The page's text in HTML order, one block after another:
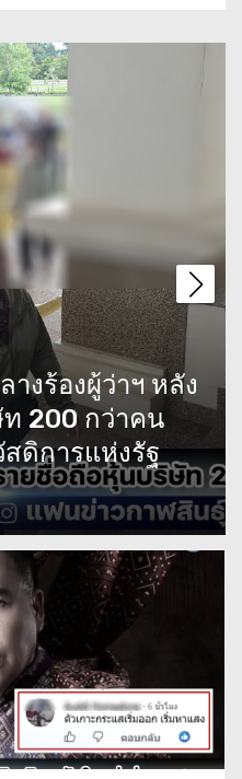
องกาฬสินธุ์จัดขบวนแห่
อย่างยิ่งใหญ่
งขับกระบะปาดหน้า
เจ็บ ประกันบอกว่าเด็ก
ทร่วม
กาฬสินธุ์ MOU กับ
าสารคาม สร้างเครือ
รียน
าลากลางร้องผู้ว่าฯ
อถือหุ้นบริษัท 200 กว่า
ทธิบัตรสวัสดิการแห่ง
ตสังเวยรถบรรทุกไม่
บรถแช่ขวา
ยรถบรรทุกไม่
วา